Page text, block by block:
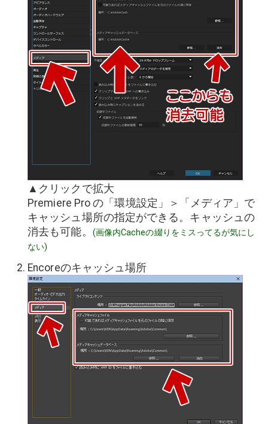
▲クリックで拡大
Premiere Pro の「環境設定」＞「メディア」で
キャッシュ場所の指定ができる。キャッシュの
消去も可能。
(画像内Cacheの綴りをミスってるが気にし
ない)
Encoreのキャッシュ場所